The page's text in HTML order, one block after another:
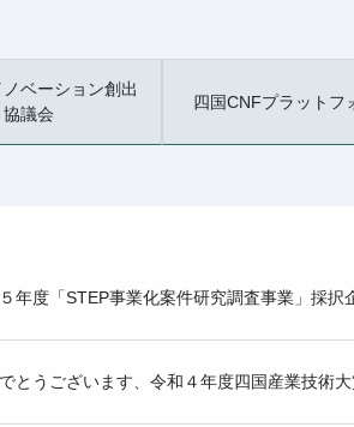
ベーション創出
協議会
四国CNFプラットフ
年度「STEP事業化案件研究調査事業」採択
とうございます、令和４年度四国産業技術大